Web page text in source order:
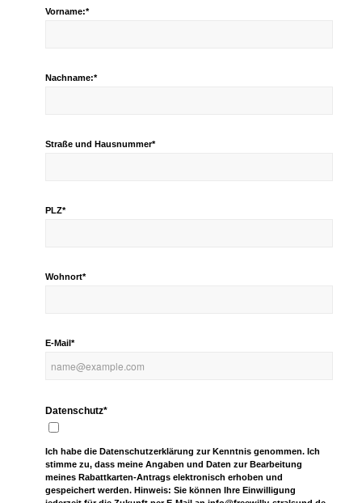
Vorname:*
Nachname:*
Straße und Hausnummer*
PLZ*
Wohnort*
E-Mail*
Datenschutz*
Ich habe die Datenschutzerklärung zur Kenntnis genommen. Ich
stimme zu, dass meine Angaben und Daten zur Bearbeitung
meines Rabattkarten-Antrags elektronisch erhoben und
gespeichert werden. Hinweis: Sie können Ihre Einwilligung